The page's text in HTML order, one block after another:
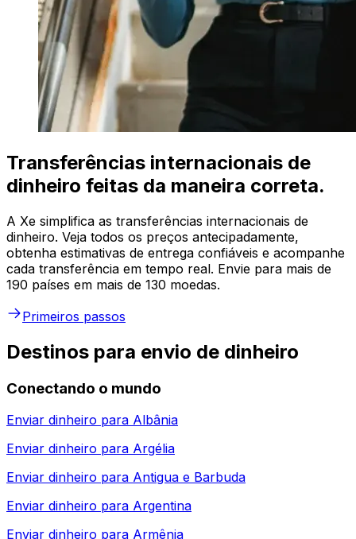
Transferências internacionais de
dinheiro feitas da maneira correta.
A Xe simplifica as transferências internacionais de
dinheiro. Veja todos os preços antecipadamente,
obtenha estimativas de entrega confiáveis e acompanhe
cada transferência em tempo real. Envie para mais de
190 países em mais de 130 moedas.
Primeiros passos
Destinos para envio de dinheiro
Conectando o mundo
Enviar dinheiro para Albânia
Enviar dinheiro para Argélia
Enviar dinheiro para Antigua e Barbuda
Enviar dinheiro para Argentina
Enviar dinheiro para Armênia